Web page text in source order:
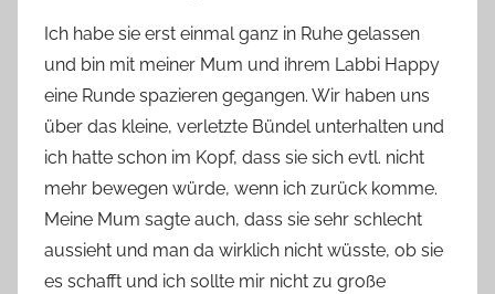
Ich habe sie erst einmal ganz in Ruhe gelassen
und bin mit meiner Mum und ihrem Labbi Happy
eine Runde spazieren gegangen. Wir haben uns
über das kleine, verletzte Bündel unterhalten und
ich hatte schon im Kopf, dass sie sich evtl. nicht
mehr bewegen würde, wenn ich zurück komme.
Meine Mum sagte auch, dass sie sehr schlecht
aussieht und man da wirklich nicht wüsste, ob sie
es schafft und ich sollte mir nicht zu große